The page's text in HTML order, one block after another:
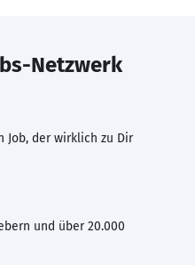
Netzwerk
Job, der wirklich zu Dir
und über 20.000